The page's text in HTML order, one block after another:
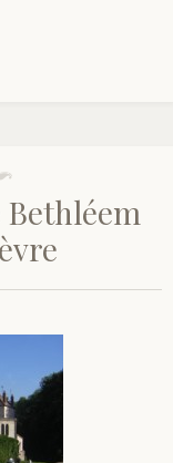
Bethléem